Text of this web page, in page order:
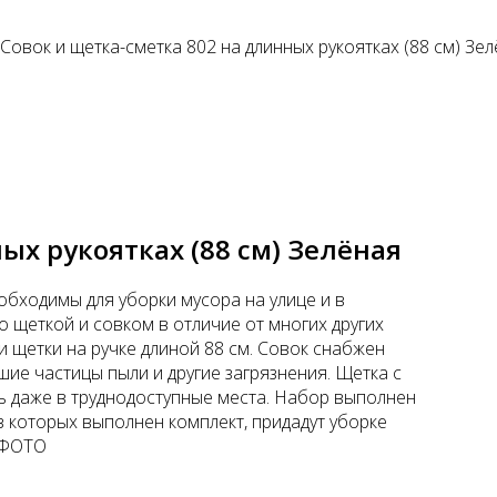
и щетка-сметка 802 на длинных рукоятках (88 см)
рукоятках (88 см) Зелёная
для уборки мусора на улице и в
и совком в отличие от многих других
щетки на ручке длиной 88 см. Совок снабжен
частицы пыли и другие загрязнения. Щетка с
в труднодоступные места. Набор выполнен
выполнен комплект, придадут уборке